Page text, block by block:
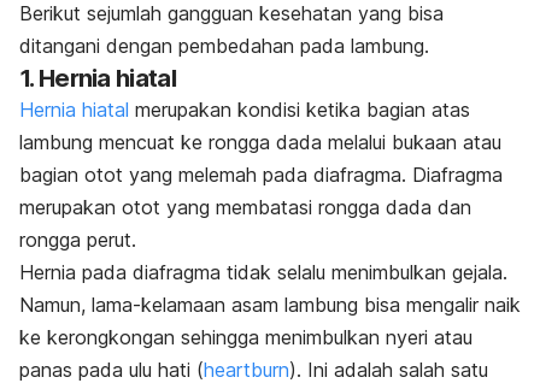
Berikut sejumlah gangguan kesehatan yang bisa
ditangani dengan pembedahan pada lambung.
1. Hernia hiatal
Hernia hiatal merupakan kondisi ketika bagian atas
lambung mencuat ke rongga dada melalui bukaan atau
bagian otot yang melemah pada diafragma. Diafragma
merupakan otot yang membatasi rongga dada dan
rongga perut.
Hernia pada diafragma tidak selalu menimbulkan gejala.
Namun, lama-kelamaan asam lambung bisa mengalir naik
ke kerongkongan sehingga menimbulkan nyeri atau
panas pada ulu hati (heartburn). Ini adalah salah satu